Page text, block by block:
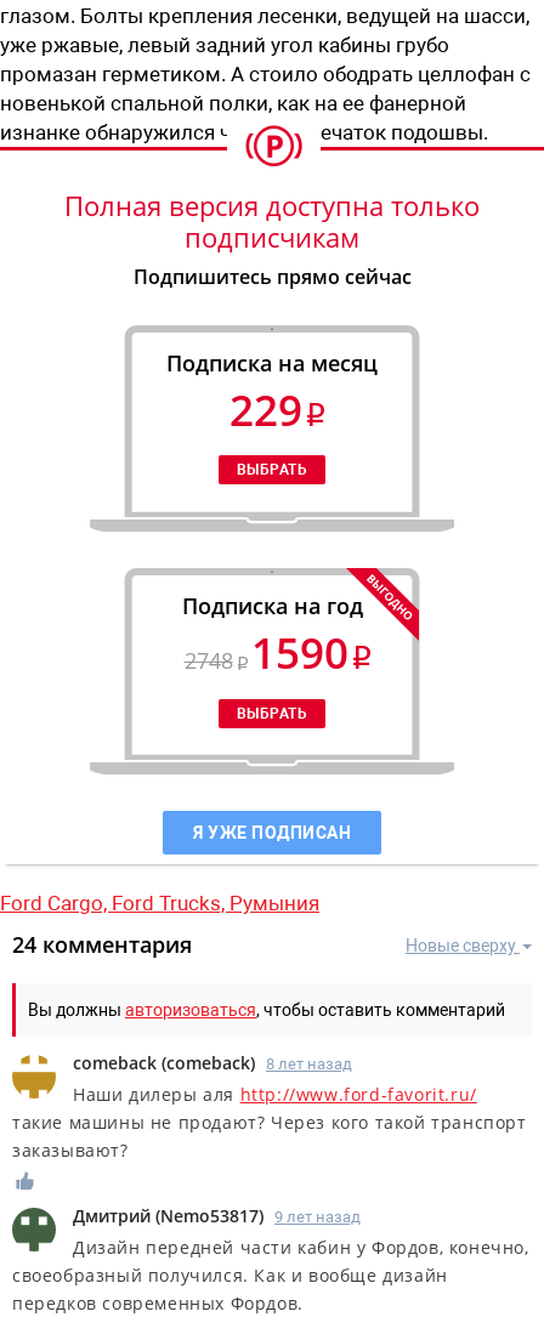
глазом. Болты крепления лесенки, ведущей на шасси,
уже ржавые, левый задний угол кабины грубо
промазан герметиком. А стоило ободрать целлофан с
новенькой спальной полки, как на ее фанерной
изнанке обнаружился чей-то отпечаток подошвы.
Полная версия доступна только
подписчикам
Подпишитесь прямо сейчас
Подписка на месяц
229
Подписка на год
2748
1590
Я УЖЕ ПОДПИСАН
Ford Cargo, Ford Trucks, Румыния
Новые сверху
24 комментария
Вы должны авторизоваться, чтобы оставить комментарий
comeback (comeback) 8 лет назад
Наши дилеры аля http://www.ford-favorit.ru/
такие машины не продают? Через кого такой транспорт
заказывают?
Дмитрий (Nemo53817) 9 лет назад
Дизайн передней части кабин у Фордов, конечно,
своеобразный получился. Как и вообще дизайн
передков современных Фордов.